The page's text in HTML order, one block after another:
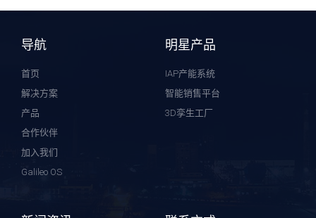
导航
首页
解决方案
产品
合作伙伴
加入我们
Galileo OS
明星产品
IAP产能系统
智能销售平台
3D孪生工厂